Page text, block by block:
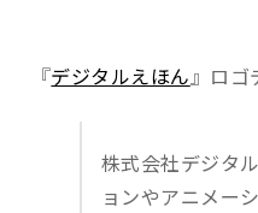
『デジタルえほん 』ロゴ
株式会社デジタ
ョンやアニメー